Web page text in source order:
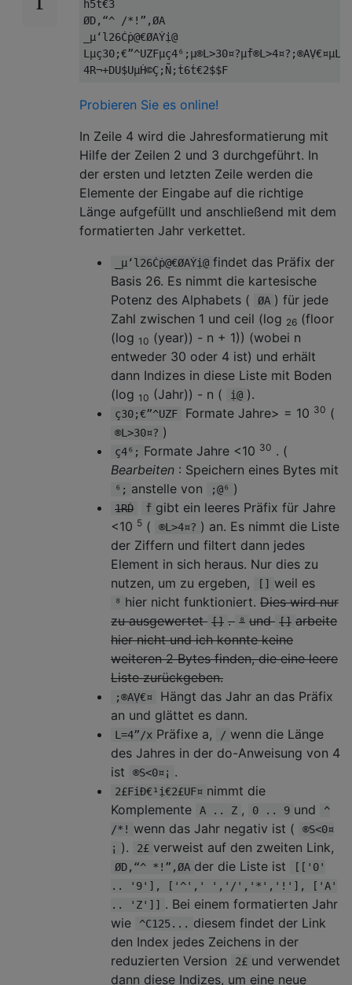
            Mid
Next i
''  replace `=` (the inverse of
''  Prepend either `/`, `*`, or
Let out = IIf(leny < 5, "/", IIf
End
If
For
Each s In Extra
''  append all of the extra
''  the first 5 elements in the
''  nano, pico, femto, atto,
Let out = out & IIf(s, Format(
Let i = i + 1
Next
''  return out
Let RFC2550 out
Function
''  returns non-standard base26 version
''  1->A, 2->B,... 26->Z
ByVal As
''  declare vars
Dim out As String, _
        digit
As Integer
''  init out, digit
Let out =
""
''  iterate through n
While n
''  Decrement, hold the value of
Let n = n - 1
Let digit = n Mod
''  divide by 26
Let n = Int(n / 26)
''  correct for negative numbers
If digit < 0 Then Let n = n + 1:
''  prepend char corresponding
Let
out = Chr 64 + digit & out
''  return out
Let Base26 =
Function
ḣ5ṫ€3
ØD,“^ /*!”,ØA
_µ‘l26Ċṗ@€ØAẎị@
Probieren Sie es online!
In Zeile 4 wird die Jahresformatierung mit
Hilfe der Zeilen 2 und 3 durchgeführt. In
der ersten und letzten Zeile werden die
Elemente der Eingabe auf die richtige
Länge aufgefüllt und anschließend mit dem
formatierten Jahr verkettet.
_µ‘l26Ċṗ@€ØAẎị@ findet das Präfix der
Basis 26. Es nimmt die kartesische
Potenz des Alphabets (
ØA ) für jede
Zahl zwischen 1 und ceil (log 26 (floor
(log 10 (year)) - n + 1)) (wobei n
entweder 30 oder 4 ist) und erhält
dann Indizes in diese Liste mit Boden
(log 10 (Jahr)) - n ( ị@ ).
ç30;€”^UZF Formate Jahre> = 10 30 (
®L>30¤? )
ç4⁶; Formate Jahre <10 30 . (
Bearbeiten : Speichern eines Bytes mit
⁶; anstelle von ;@⁶ )
1RḊ ḟ gibt ein leeres Präfix für Jahre
<10 5 ( ®L>4¤? ) an. Es nimmt die Liste
der Ziffern und filtert dann jedes
Element in sich heraus. Nur dies zu
nutzen, um zu ergeben,
[] weil es
⁸ hier nicht funktioniert. Dies wird nur
zu ausgewertet [] . ⁸ und [] arbeite
hier nicht und ich konnte keine
weiteren 2 Bytes finden, die eine leere
Liste zurückgeben.
;®AṾ€¤
Hängt das Jahr an das Präfix
an und glättet es dann.
L=4”/x Präfixe a, / wenn die Länge
des Jahres in der do-Anweisung von 4
ist
®S<0¤¡ .
2£FiÐ€¹ị€2£UF¤ nimmt die
Komplemente
A .. Z , 0 .. 9 und
^
/*! wenn das Jahr negativ ist (
®S<0¤
¡ ). 2£ verweist auf den zweiten Link,
ØD,“^ *!”,ØA der die Liste ist
[['0'
.. '9'], ['^',' ','/','*','!'], ['A'
.. 'Z']]
. Bei einem formatierten Jahr
wie
^C125... diesem findet der Link
den Index jedes Zeichens in der
reduzierten Version
2£ und verwendet
dann diese Indizes, um eine neue